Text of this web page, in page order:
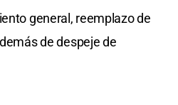
general, reemplazo de
de despeje de